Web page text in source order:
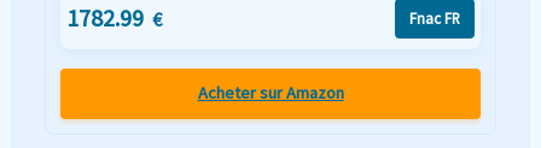
1782.99 € Fnac FR
Acheter sur Amazon